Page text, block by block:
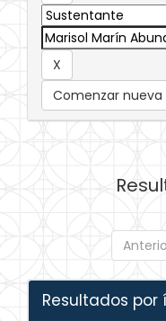
Comenzar nueva
Resultados por